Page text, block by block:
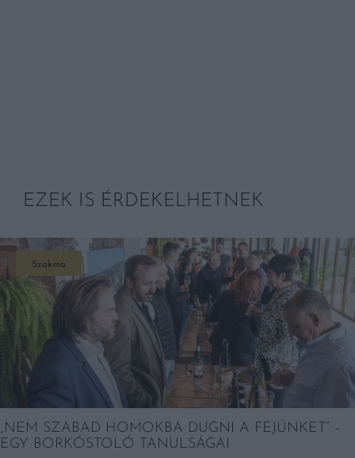
EZEK IS ÉRDEKELHETNEK
Szakma
„NEM SZABAD HOMOKBA DUGNI A FEJÜNKET” –
EGY BORKÓSTOLÓ TANULSÁGAI